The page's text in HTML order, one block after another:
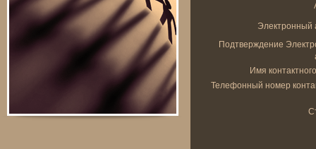
Электронный
Подтверждение
Имя
Телефонный номер